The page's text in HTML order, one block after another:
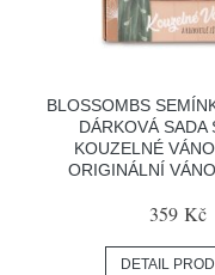
BLOSSOMBS
DÁRKOVÁ SADA
KOUZELNÉ
ORIGINÁLNÍ
359 Kč
DETAIL